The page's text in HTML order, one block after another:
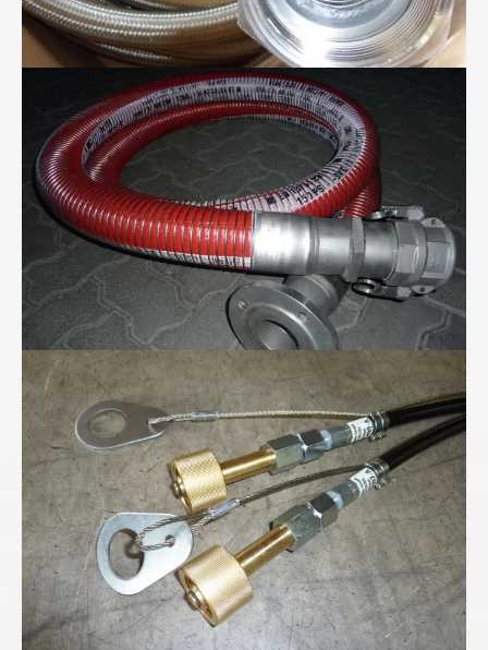
"Für Anspruchsvolle" - Folienwickelschlauch mit
PTFE-Seele
Höchstdruckschläuche für 300bar Stickstoff...